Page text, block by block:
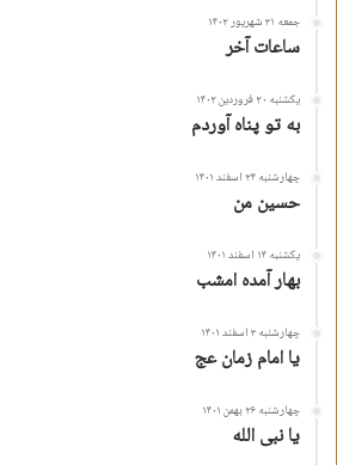
جمعه ۳۱ شهریور ۱۴۰۲
ساعات آخر
یکشنبه ۲۰ فروردین ۱۴۰۲
به تو پناه آوردم
چهارشنبه ۲۴ اسفند ۱۴۰۱
حسین من
یکشنبه ۱۴ اسفند ۱۴۰۱
بهار آمده امشب
چهارشنبه ۳ اسفند ۱۴۰۱
یا امام زمان عج
چهارشنبه ۲۶ بهمن ۱۴۰۱
یا نبی الله